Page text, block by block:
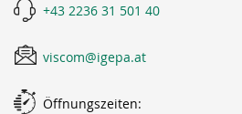
+43 2236 31 501 40
viscom@igepa.at
Öffnungszeiten: